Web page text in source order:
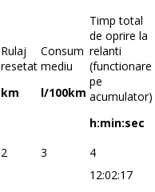
Rulaj
resetat
km
Consum
mediu
l/100km
Timp total
de oprire la
relanti
(functionare
pe
acumulator)
h:min:sec
2 3 4
12:02:17